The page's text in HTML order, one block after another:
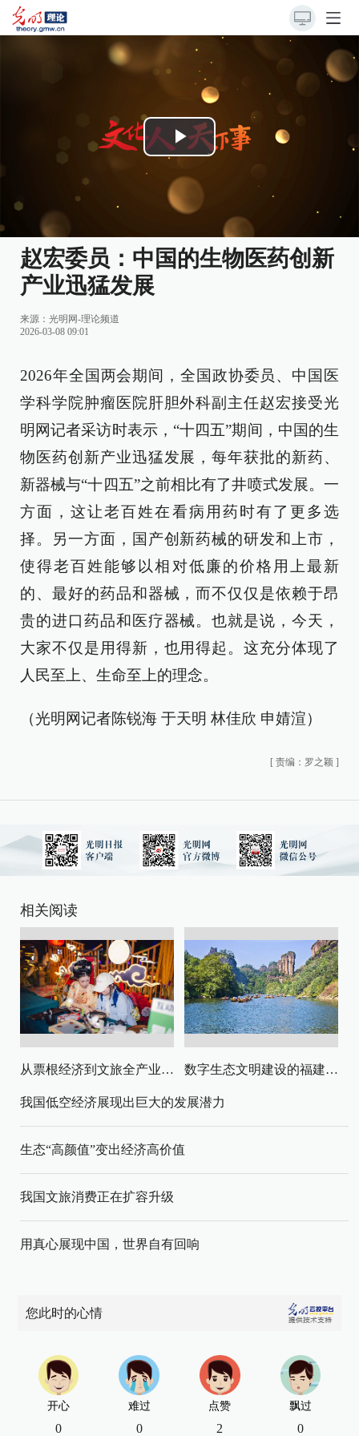
Play
Video
赵宏委员：中国的生物医药创新
产业迅猛发展
来源： 光明网-理论频道
2026-03-08 09:01
2026年全国两会期间，全国政协委员、中国医
学科学院肿瘤医院肝胆外科副主任赵宏接受光
明网记者采访时表示，“十四五”期间，中国的生
物医药创新产业迅猛发展，每年获批的新药、
新器械与“十四五”之前相比有了井喷式发展。一
方面，这让老百姓在看病用药时有了更多选
择。另一方面，国产创新药械的研发和上市，
使得老百姓能够以相对低廉的价格用上最新
的、最好的药品和器械，而不仅仅是依赖于昂
贵的进口药品和医疗器械。也就是说，今天，
大家不仅是用得新，也用得起。这充分体现了
人民至上、生命至上的理念。
（光明网记者陈锐海 于天明 林佳欣 申婧渲）
[ 责编：罗之颖 ]
相关阅读
从票根经济到文旅全产业链升级 数字生态文明建设的福建路径与启示
我国低空经济展现出巨大的发展潜力
生态“高颜值”变出经济高价值
我国文旅消费正在扩容升级
用真心展现中国，世界自有回响
您此时的心情
开心
0
难过
0
点赞
2
飘过
0